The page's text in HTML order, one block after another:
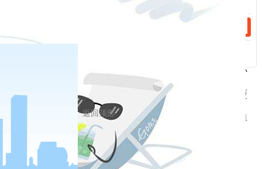
“音乐让孩子们体会到美好，他们变得更乐观、更
自信了。”阜平县城南庄夏庄学区中心校校长刘凯
是“马兰花儿童声合唱团”带队老师，他经常和邓小
岚一起带孩子们排练。说起邓老师，他几度哽
咽：“过年邓老师还和我们一起包饺子呢，总觉得
这事儿不是真的。”
返回顶部